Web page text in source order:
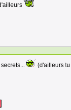
(d'ailleurs